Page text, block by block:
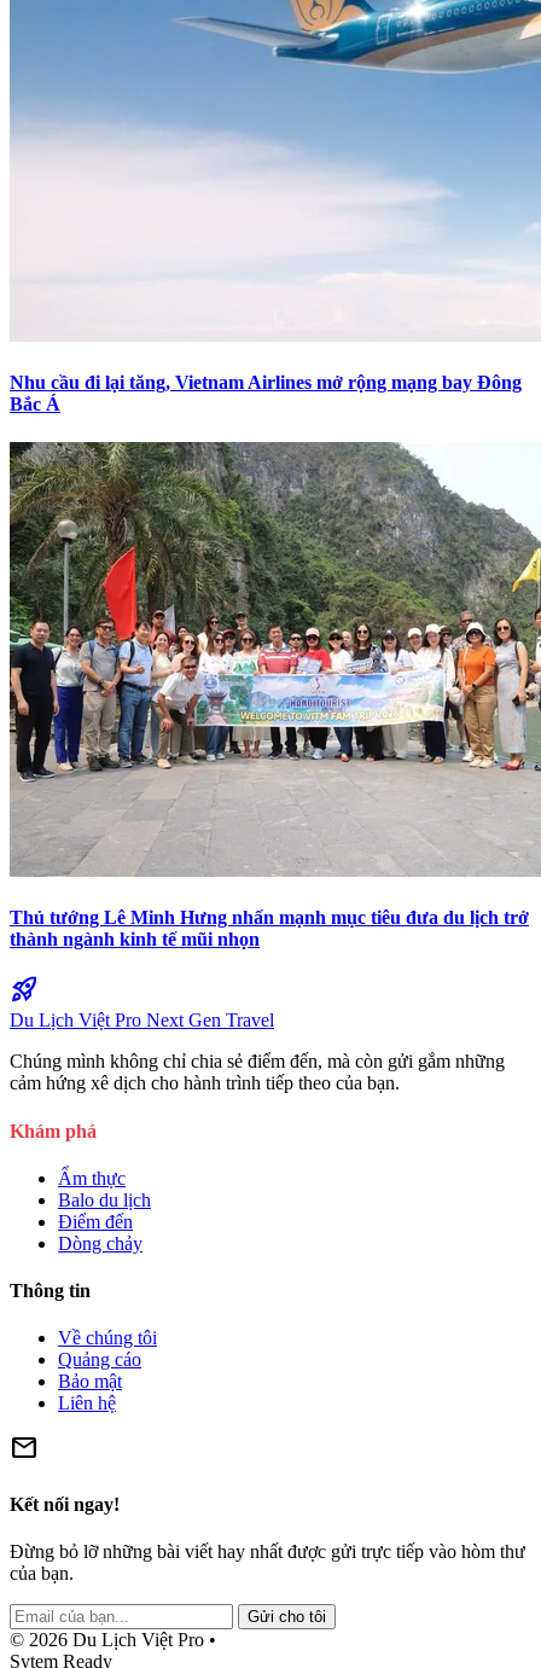
Nhu cầu đi lại tăng, Vietnam Airlines mở rộng mạng bay Đông
Bắc Á
Thủ tướng Lê Minh Hưng nhấn mạnh mục tiêu đưa du lịch trở
thành ngành kinh tế mũi nhọn
rocket_launch
Du Lịch Việt Pro Next Gen Travel
Chúng mình không chỉ chia sẻ điểm đến, mà còn gửi gắm những
cảm hứng xê dịch cho hành trình tiếp theo của bạn.
Khám phá
Ẩm thực
Balo du lịch
Điểm đến
Dòng chảy
Thông tin
Về chúng tôi
Quảng cáo
Bảo mật
Liên hệ
mail
Kết nối ngay!
Đừng bỏ lỡ những bài viết hay nhất được gửi trực tiếp vào hòm thư
của bạn.
Gửi cho tôi
© 2026 Du Lịch Việt Pro •
Sytem Ready